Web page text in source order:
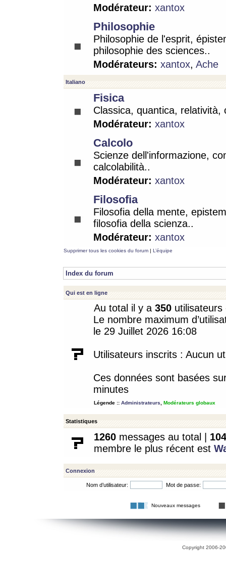
Modérateur: xantox
Philosophie
Philosophie de l'esprit,
philosophie des sciences..
Modérateurs: xantox, Ache
Italiano
Fisica
Classica, quantica, relatività,
Modérateur: xantox
Calcolo
Scienze dell'informazione,
calcolabilità..
Modérateur: xantox
Filosofia
Filosofia della mente,
filosofia della scienza..
Modérateur: xantox
Supprimer tous les cookies du forum | L’équipe
Index du forum
Qui est en ligne
Au total il y a 350
Le nombre maximum
le 29 Juillet 2026 16:08
Utilisateurs inscrits : Aucun
Ces données sont basées
minutes
Légende :: Administrateurs Modérateurs globaux
Statistiques
1260 messages au total | 104
membre le plus récent est
Connexion
Nom d’utilisateur: Mot de passe:
Nouveaux messages
Copyright 2006-